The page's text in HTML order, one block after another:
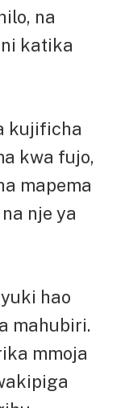
na
katika
kujificha
kwa fujo,
mapema
nje ya
hao
mahubiri.
mmoja